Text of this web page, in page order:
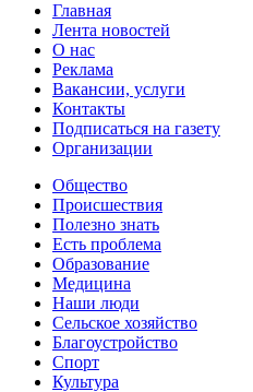
Главная
Лента новостей
О нас
Реклама
Вакансии, услуги
Контакты
Подписаться на газету
Организации
Общество
Происшествия
Полезно знать
Есть проблема
Образование
Медицина
Наши люди
Сельское хозяйство
Благоустройство
Спорт
Культура